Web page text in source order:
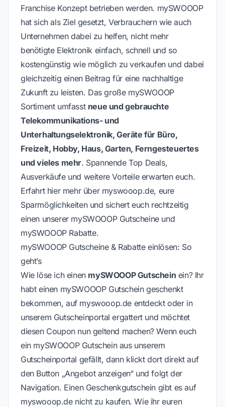
Franchise Konzept betrieben werden. mySWOOOP
hat sich als Ziel gesetzt, Verbrauchern wie auch
Unternehmen dabei zu helfen, nicht mehr
benötigte Elektronik einfach, schnell und so
kostengünstig wie möglich zu verkaufen und dabei
gleichzeitig einen Beitrag für eine nachhaltige
Zukunft zu leisten. Das große mySWOOOP
Sortiment umfasst neue und gebrauchte
Telekommunikations- und
Unterhaltungselektronik, Geräte für Büro,
Freizeit, Hobby, Haus, Garten, Ferngesteuertes
und vieles mehr. Spannende Top Deals,
Ausverkäufe und weitere Vorteile erwarten euch.
Erfahrt hier mehr über myswooop.de, eure
Sparmöglichkeiten und sichert euch rechtzeitig
einen unserer mySWOOOP Gutscheine und
mySWOOOP Rabatte.
mySWOOOP Gutscheine & Rabatte einlösen: So
geht’s
Wie löse ich einen mySWOOOP Gutschein ein? Ihr
habt einen mySWOOOP Gutschein geschenkt
bekommen, auf myswooop.de entdeckt oder in
unserem Gutscheinportal ergattert und möchtet
diesen Coupon nun geltend machen? Wenn euch
ein mySWOOOP Gutschein aus unserem
Gutscheinportal gefällt, dann klickt dort direkt auf
den Button „Angebot anzeigen“ und folgt der
Navigation. Einen Geschenkgutschein gibt es auf
myswooop.de nicht zu kaufen. Wie ihr euren